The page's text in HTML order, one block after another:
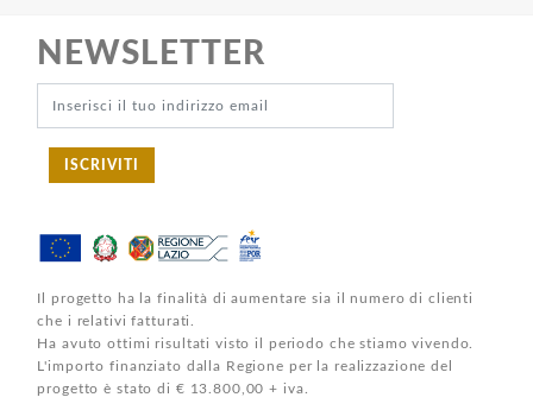
NEWSLETTER
ISCRIVITI
Il progetto ha la finalità di aumentare sia il numero di clienti
che i relativi fatturati.
Ha avuto ottimi risultati visto il periodo che stiamo vivendo.
L'importo finanziato dalla Regione per la realizzazione del
progetto è stato di € 13.800,00 + iva.